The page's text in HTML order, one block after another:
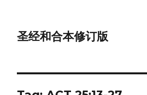
圣经和合本修订版